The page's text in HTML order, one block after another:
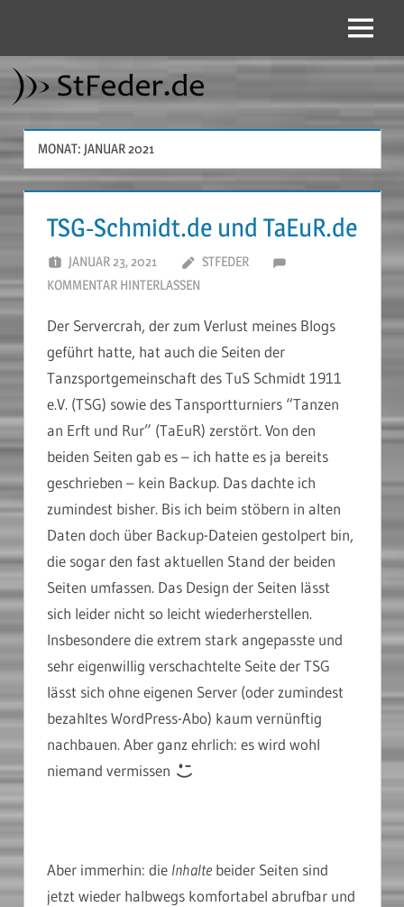
springen
Menü
MONAT: JANUAR 2021
TSG-Schmidt.de und TaEuR.de
JANUAR 23, 2021
STFEDER
KOMMENTAR HINTERLASSEN
Der Servercrah, der zum Verlust meines Blogs
geführt hatte, hat auch die Seiten der
Tanzsportgemeinschaft des TuS Schmidt 1911
e.V. (TSG) sowie des Tansportturniers “Tanzen
an Erft und Rur” (TaEuR) zerstört. Von den
beiden Seiten gab es – ich hatte es ja bereits
geschrieben – kein Backup. Das dachte ich
zumindest bisher. Bis ich beim stöbern in alten
Daten doch über Backup-Dateien gestolpert bin,
die sogar den fast aktuellen Stand der beiden
Seiten umfassen. Das Design der Seiten lässt
sich leider nicht so leicht wiederherstellen.
Insbesondere die extrem stark angepasste und
sehr eigenwillig verschachtelte Seite der TSG
lässt sich ohne eigenen Server (oder zumindest
bezahltes WordPress-Abo) kaum vernünftig
nachbauen. Aber ganz ehrlich: es wird wohl
niemand vermissen
Aber immerhin: die Inhaltebeider Seiten sind
jetzt wieder halbwegs komfortabel abrufbar und